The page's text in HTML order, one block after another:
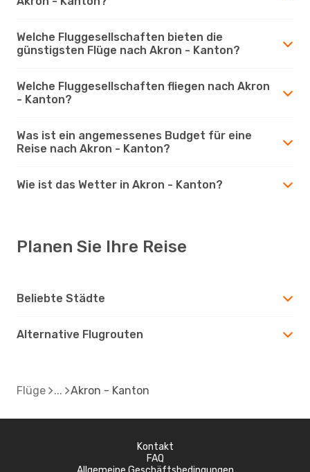
Welche Fluggesellschaften bieten die
günstigsten Flüge nach Akron - Kanton?
Welche Fluggesellschaften fliegen nach Akron
- Kanton?
Was ist ein angemessenes Budget für eine
Reise nach Akron - Kanton?
Wie ist das Wetter in Akron - Kanton?
Planen Sie Ihre Reise
Beliebte Städte
Alternative Flugrouten
Flüge Akron - Kanton
Kontakt
FAQ